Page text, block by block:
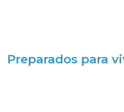
Preparados para